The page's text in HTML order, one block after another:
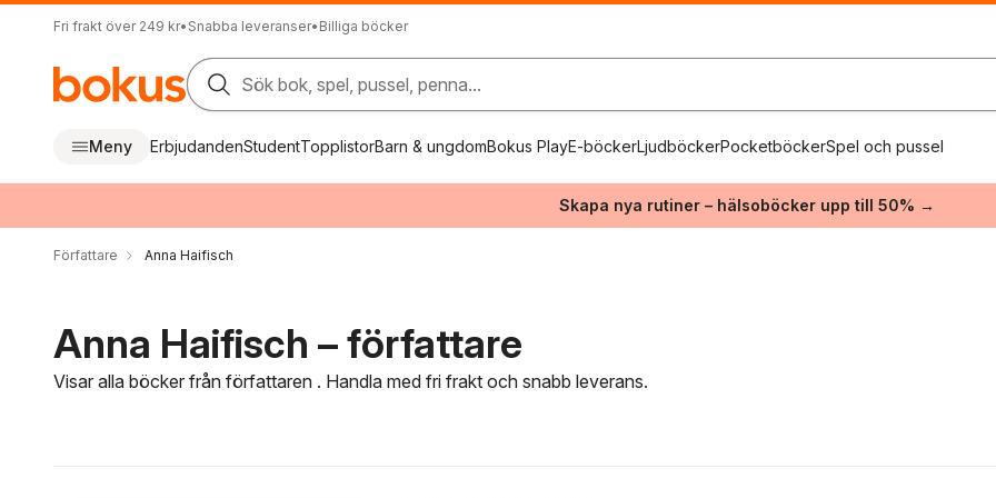
Fri frakt över 249 kr• Snabba leveranser• Billiga böcker
Sök bok, spel, pussel, penna...
Meny ErbjudandenStudentTopplistorBarn & ungdomBokus PlayE-böckerLjudböckerPocketböckerSpel och pussel
Skapa nya rutiner – hälsoböcker upp till 50% →
Författare Anna Haifisch
Anna Haifisch – författare
Visar alla böcker från författaren . Handla med fri frakt och snabb leverans.